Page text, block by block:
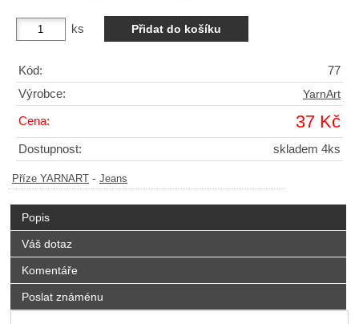
ks
Kód:
77
Výrobce:
YarnArt
Cena: 37 Kč
Dostupnost: skladem 4ks
Příze YARNART - Jeans
Popis
Váš dotaz
Komentáře
Poslat známénu